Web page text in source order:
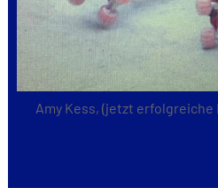
Amy Kess, (jetzt